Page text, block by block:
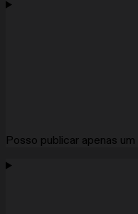
Posso publicar apenas